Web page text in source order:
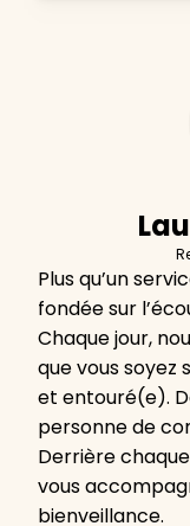
Plus qu’un
fondée sur
Chaque jour,
que vous
et entouré(e).
personne de
Derrière
vous
bienveillance.